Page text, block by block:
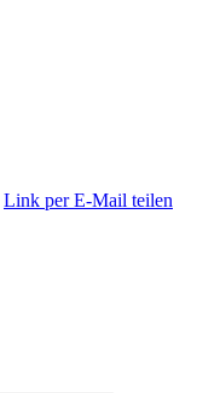
Link per E-Mail teilen